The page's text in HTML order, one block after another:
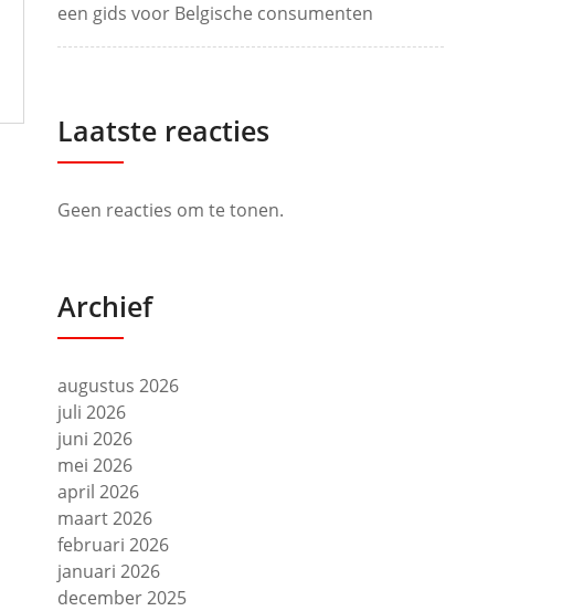
een gids voor Belgische consumenten
Laatste reacties
Geen reacties om te tonen.
Archief
augustus 2026
juli 2026
juni 2026
mei 2026
april 2026
maart 2026
februari 2026
januari 2026
december 2025